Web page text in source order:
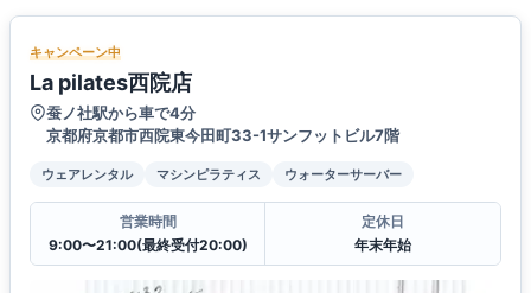
キャンペーン中
La pilates西院店
蚕ノ社駅から車で4分
京都府京都市西院東今田町33-1サンフットビル7階
ウェアレンタル マシンピラティス ウォーターサーバー
営業時間
9:00〜21:00(最終受付20:00)
定休日
年末年始